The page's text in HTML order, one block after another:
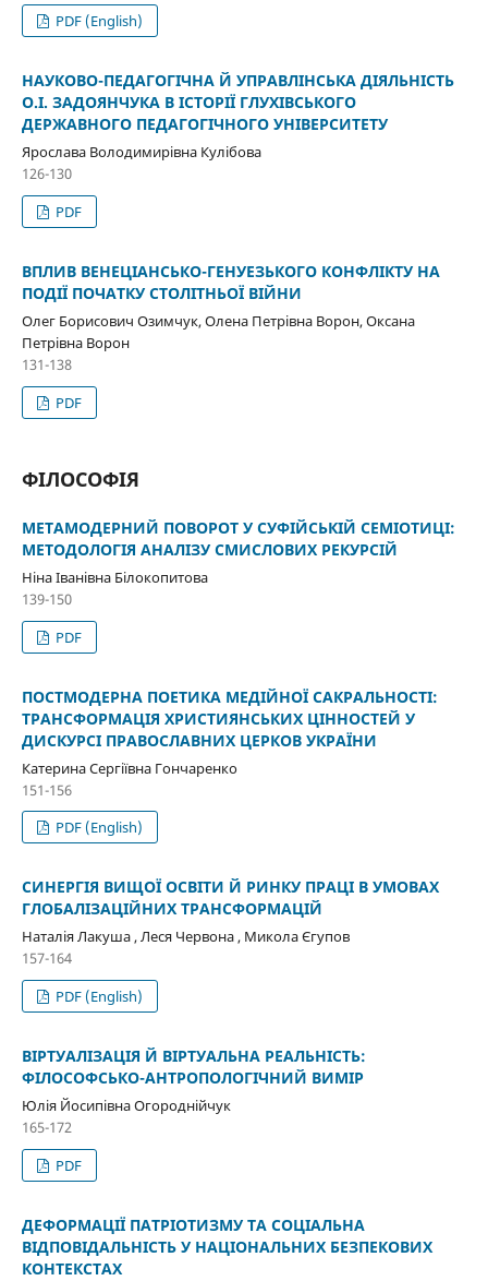
PDF (English)
НАУКОВО-ПЕДАГОГІЧНА Й УПРАВЛІНСЬКА ДІЯЛЬНІСТЬ
О.І. ЗАДОЯНЧУКА В ІСТОРІЇ ГЛУХІВСЬКОГО
ДЕРЖАВНОГО ПЕДАГОГІЧНОГО УНІВЕРСИТЕТУ
Ярослава Володимирівна Кулібова
126-130
PDF
ВПЛИВ ВЕНЕЦІАНСЬКО-ГЕНУЕЗЬКОГО КОНФЛІКТУ НА
ПОДІЇ ПОЧАТКУ СТОЛІТНЬОЇ ВІЙНИ
Олег Борисович Озимчук, Олена Петрівна Ворон, Оксана
Петрівна Ворон
131-138
PDF
ФІЛОСОФІЯ
МЕТАМОДЕРНИЙ ПОВОРОТ У СУФІЙСЬКІЙ СЕМІОТИЦІ:
МЕТОДОЛОГІЯ АНАЛІЗУ СМИСЛОВИХ РЕКУРСІЙ
Ніна Іванівна Білокопитова
139-150
PDF
ПОСТМОДЕРНА ПОЕТИКА МЕДІЙНОЇ САКРАЛЬНОСТІ:
ТРАНСФОРМАЦІЯ ХРИСТИЯНСЬКИХ ЦІННОСТЕЙ У
ДИСКУРСІ ПРАВОСЛАВНИХ ЦЕРКОВ УКРАЇНИ
Катерина Сергіївна Гончаренко
151-156
PDF (English)
СИНЕРГІЯ ВИЩОЇ ОСВІТИ Й РИНКУ ПРАЦІ В УМОВАХ
ГЛОБАЛІЗАЦІЙНИХ ТРАНСФОРМАЦІЙ
Наталія Лакуша , Леся Червона , Микола Єгупов
157-164
PDF (English)
ВІРТУАЛІЗАЦІЯ Й ВІРТУАЛЬНА РЕАЛЬНІСТЬ:
ФІЛОСОФСЬКО-АНТРОПОЛОГІЧНИЙ ВИМІР
Юлія Йосипівна Огороднійчук
165-172
PDF
ДЕФОРМАЦІЇ ПАТРІОТИЗМУ ТА СОЦІАЛЬНА
ВІДПОВІДАЛЬНІСТЬ У НАЦІОНАЛЬНИХ БЕЗПЕКОВИХ
КОНТЕКСТАХ